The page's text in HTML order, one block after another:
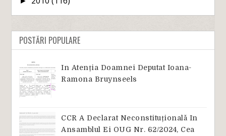
POSTĂRI POPULARE
In Atenția Doamnei Deputat Ioana-
Ramona Bruynseels
CCR A Declarat Neconstituțională In
Ansamblul Ei OUG Nr. 62/2024, Cea